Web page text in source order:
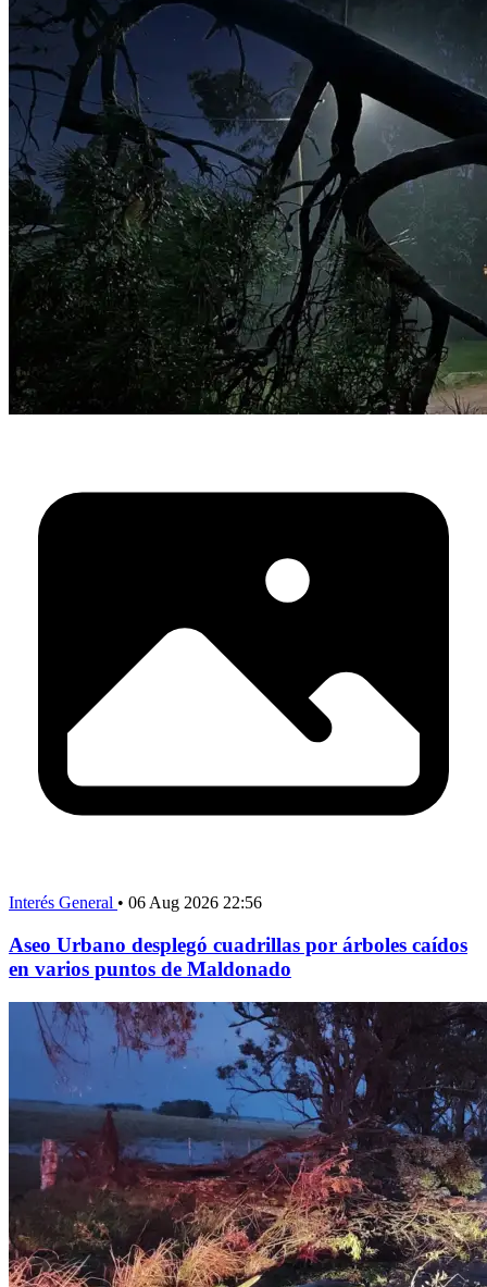
Interés General • 06 Aug 2026 22:56
Aseo Urbano desplegó cuadrillas por árboles caídos
en varios puntos de Maldonado